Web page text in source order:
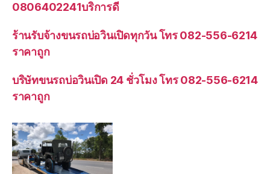
0806402241บริการดี
ร้านรับจ้างขนรถบ่อวินเปิดทุกวัน โทร 082-556-6214
ราคาถูก
บริษัทขนรถบ่อวินเปิด 24 ชั่วโมง โทร 082-556-6214
ราคาถูก